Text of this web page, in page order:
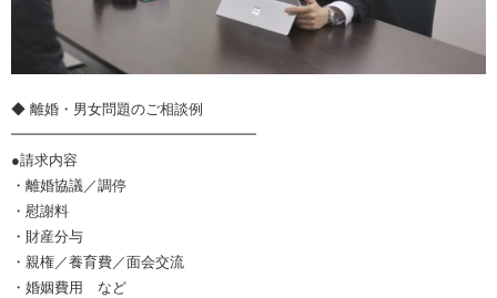
◆ 離婚・男女問題のご相談例
━━━━━━━━━━━━━━━━━
●請求内容
・離婚協議／調停
・慰謝料
・財産分与
・親権／養育費／面会交流
・婚姻費用 など